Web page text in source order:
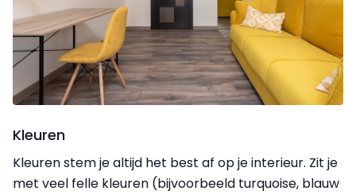
Kleuren
Kleuren stem je altijd het best af op je interieur. Zit je
met veel felle kleuren (bijvoorbeeld turquoise, blauw